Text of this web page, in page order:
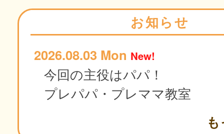
お知らせ
2026.08.03 Mon New!
今回の主役はパパ！
プレパパ・プレママ教室